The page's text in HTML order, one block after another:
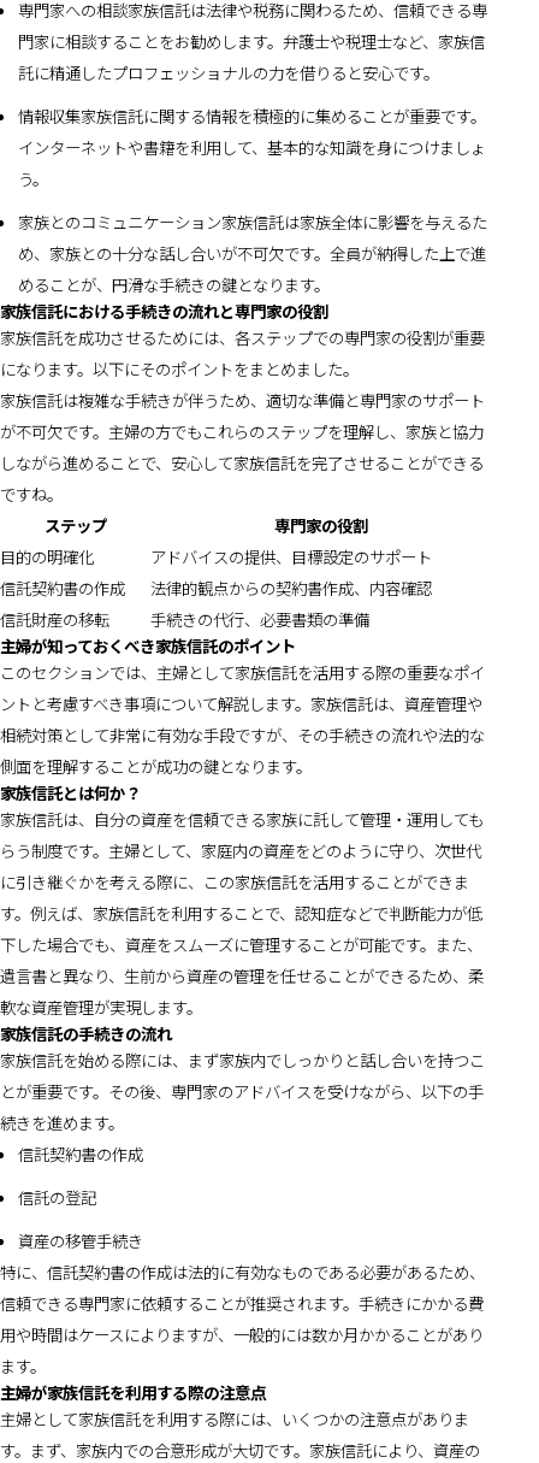
専門家への相談家族信託は法律や税務に関わるため、信頼できる専
門家に相談することをお勧めします。弁護士や税理士など、家族信
託に精通したプロフェッショナルの力を借りると安心です。
情報収集家族信託に関する情報を積極的に集めることが重要です。
インターネットや書籍を利用して、基本的な知識を身につけましょ
う。
家族とのコミュニケーション家族信託は家族全体に影響を与えるた
め、家族との十分な話し合いが不可欠です。全員が納得した上で進
めることが、円滑な手続きの鍵となります。
家族信託における手続きの流れと専門家の役割
家族信託を成功させるためには、各ステップでの専門家の役割が重要
になります。以下にそのポイントをまとめました。
家族信託は複雑な手続きが伴うため、適切な準備と専門家のサポート
が不可欠です。主婦の方でもこれらのステップを理解し、家族と協力
しながら進めることで、安心して家族信託を完了させることができる
ですね。
ステップ
専門家の役割
目的の明確化
アドバイスの提供、目標設定のサポート
信託契約書の作成
法律的観点からの契約書作成、内容確認
信託財産の移転
手続きの代行、必要書類の準備
主婦が知っておくべき家族信託のポイント
このセクションでは、主婦として家族信託を活用する際の重要なポイ
ントと考慮すべき事項について解説します。家族信託は、資産管理や
相続対策として非常に有効な手段ですが、その手続きの流れや法的な
側面を理解することが成功の鍵となります。
家族信託とは何か？
家族信託は、自分の資産を信頼できる家族に託して管理・運用しても
らう制度です。主婦として、家庭内の資産をどのように守り、次世代
に引き継ぐかを考える際に、この家族信託を活用することができま
す。例えば、家族信託を利用することで、認知症などで判断能力が低
下した場合でも、資産をスムーズに管理することが可能です。また、
遺言書と異なり、生前から資産の管理を任せることができるため、柔
軟な資産管理が実現します。
家族信託の手続きの流れ
家族信託を始める際には、まず家族内でしっかりと話し合いを持つこ
とが重要です。その後、専門家のアドバイスを受けながら、以下の手
続きを進めます。
信託契約書の作成
信託の登記
資産の移管手続き
特に、信託契約書の作成は法的に有効なものである必要があるため、
信頼できる専門家に依頼することが推奨されます。手続きにかかる費
用や時間はケースによりますが、一般的には数か月かかることがあり
ます。
主婦が家族信託を利用する際の注意点
主婦として家族信託を利用する際には、いくつかの注意点がありま
す。まず、家族内での合意形成が大切です。家族信託により、資産の